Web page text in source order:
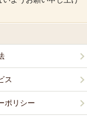
ス
ポリシー